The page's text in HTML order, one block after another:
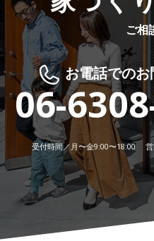
ご相
お電話での
06-
受付時間／月〜金9:00〜18:00 営